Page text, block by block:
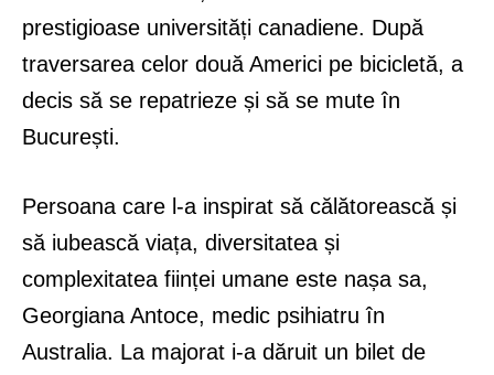
prestigioase universități canadiene. După
traversarea celor două Americi pe bicicletă, a
decis să se repatrieze și să se mute în
București.
Persoana care l-a inspirat să călătorească și
să iubească viața, diversitatea și
complexitatea ființei umane este nașa sa,
Georgiana Antoce, medic psihiatru în
Australia. La majorat i-a dăruit un bilet de